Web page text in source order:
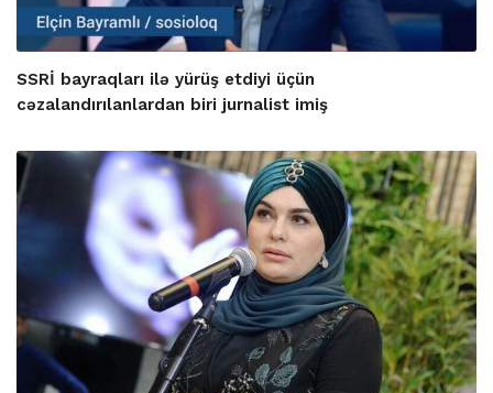
SSRİ bayraqları ilə yürüş etdiyi üçün
cəzalandırılanlardan biri jurnalist imiş